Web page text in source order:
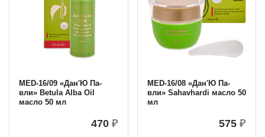
MED-16/09 «Дан'Ю Па-
вли» Betula Alba Oil
масло 50 мл
470 ₽
MED-16/08 «Дан'Ю Па-
вли» Sahavhardi масло 50
мл
575 ₽